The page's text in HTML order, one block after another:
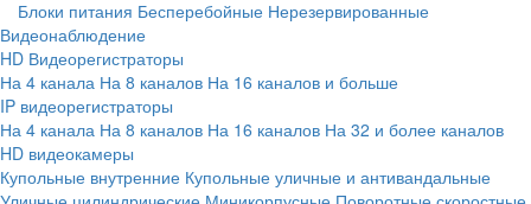
Блоки питания Бесперебойные Нерезервированные
Видеонаблюдение
HD Видеорегистраторы
На 4 канала На 8 каналов На 16 каналов и больше
IP видеорегистраторы
На 4 канала На 8 каналов На 16 каналов На 32 и более каналов
HD видеокамеры
Купольные внутренние Купольные уличные и антивандальные